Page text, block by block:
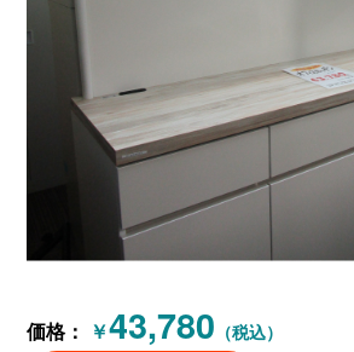
価格： ￥43,780 （税込）